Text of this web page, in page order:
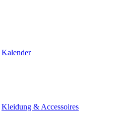
Kalender
Kleidung & Accessoires